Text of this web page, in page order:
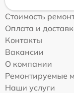
Стоимость
Оплата и
Контакты
Вакансии
О компании
Ремонтируемые
Наши услуги